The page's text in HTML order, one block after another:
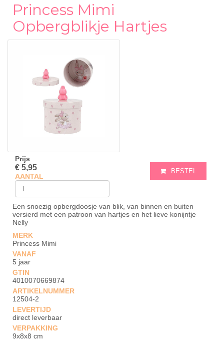
Princess Mimi
Opbergblikje Hartjes
Prijs
€ 5,95
AANTAL
BESTEL
Een snoezig opbergdoosje van blik, van binnen en buiten
versierd met een patroon van hartjes en het lieve konijntje
Nelly
MERK
Princess Mimi
VANAF
5 jaar
GTIN
4010070669874
ARTIKELNUMMER
12504-2
LEVERTIJD
direct leverbaar
VERPAKKING
9x8x8 cm